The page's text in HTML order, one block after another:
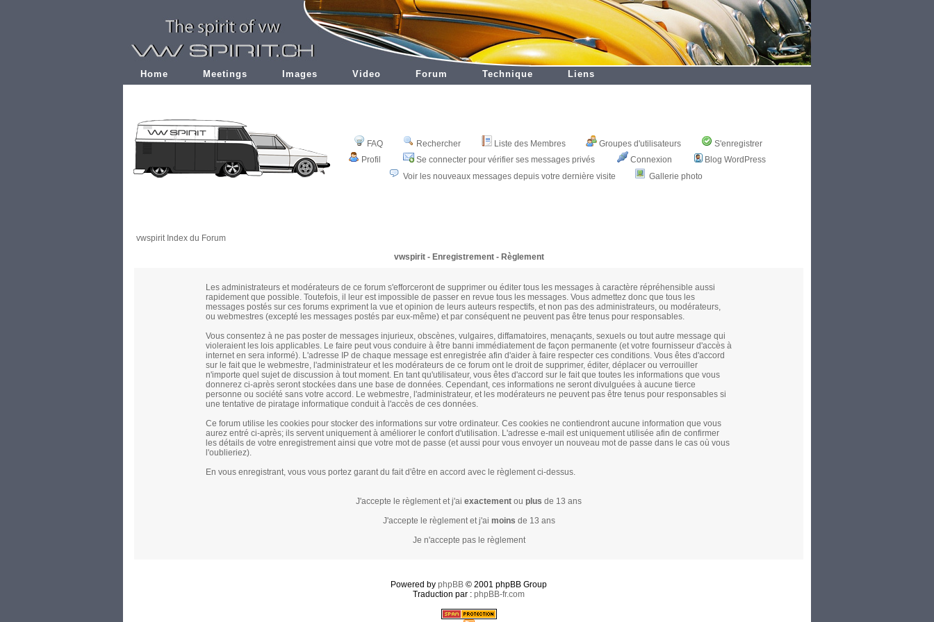
Home Meetings Images Video Forum Technique Liens
FAQ Rechercher Liste des Membres Groupes d'utilisateurs
S'enregistrer
Profil
Se connecter pour vérifier ses messages privés Connexion
Blog WordPress
Voir les nouveaux messages depuis votre dernière visite
Gallerie photo
vwspirit Index du Forum
vwspirit - Enregistrement - Règlement
Les administrateurs et modérateurs de ce forum s'efforceront de supprimer ou éditer tous les messages à caractère répréhensible aussi
rapidement que possible. Toutefois, il leur est impossible de passer en revue tous les messages. Vous admettez donc que tous les
messages postés sur ces forums expriment la vue et opinion de leurs auteurs respectifs, et non pas des administrateurs, ou modérateurs,
ou webmestres (excepté les messages postés par eux-même) et par conséquent ne peuvent pas être tenus pour responsables.
Vous consentez à ne pas poster de messages injurieux, obscènes, vulgaires, diffamatoires, menaçants, sexuels ou tout autre message qui
violeraient les lois applicables. Le faire peut vous conduire à être banni immédiatement de façon permanente (et votre fournisseur d'accès à
internet en sera informé). L'adresse IP de chaque message est enregistrée afin d'aider à faire respecter ces conditions. Vous êtes d'accord
sur le fait que le webmestre, l'administrateur et les modérateurs de ce forum ont le droit de supprimer, éditer, déplacer ou verrouiller
n'importe quel sujet de discussion à tout moment. En tant qu'utilisateur, vous êtes d'accord sur le fait que toutes les informations que vous
donnerez ci-après seront stockées dans une base de données. Cependant, ces informations ne seront divulguées à aucune tierce
personne ou société sans votre accord. Le webmestre, l'administrateur, et les modérateurs ne peuvent pas être tenus pour responsables si
une tentative de piratage informatique conduit à l'accès de ces données.
Ce forum utilise les cookies pour stocker des informations sur votre ordinateur. Ces cookies ne contiendront aucune information que vous
aurez entré ci-après; ils servent uniquement à améliorer le confort d'utilisation. L'adresse e-mail est uniquement utilisée afin de confirmer
les détails de votre enregistrement ainsi que votre mot de passe (et aussi pour vous envoyer un nouveau mot de passe dans le cas où vous
l'oublieriez).
En vous enregistrant, vous vous portez garant du fait d'être en accord avec le règlement ci-dessus.
J'accepte le règlement et j'ai exactement ou plus de 13 ans
J'accepte le règlement et j'ai moins de 13 ans
Je n'accepte pas le règlement
Powered by phpBB © 2001 phpBB Group
Traduction par : phpBB-fr.com